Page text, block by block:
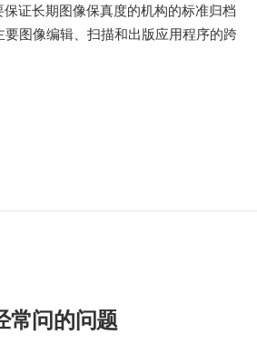
证长期图像保真度的机构的标准归档
图像编辑、扫描和出版应用程序的跨
常问的问题